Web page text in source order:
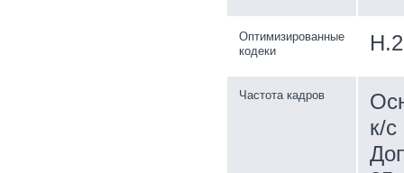
Оптимизированные
кодеки
Частота кадров
к/с